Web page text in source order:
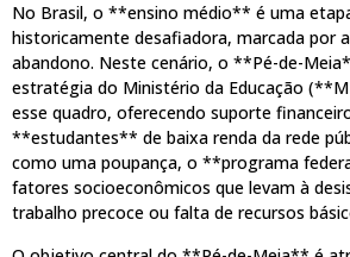
No Brasil, o **ensino médio** é uma
historicamente desafiadora, marcada por
abandono. Neste cenário, o **Pé-de-
estratégia do Ministério da Educação
esse quadro, oferecendo suporte
**estudantes** de baixa renda da rede
como uma poupança, o **programa
fatores socioeconômicos que levam à
trabalho precoce ou falta de recursos